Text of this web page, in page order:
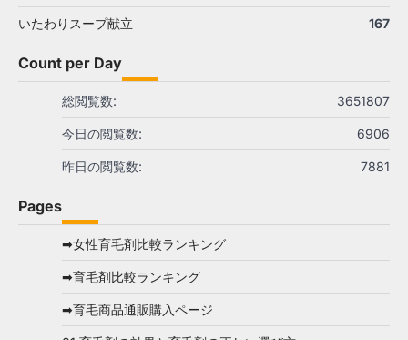
いたわりスープ献立 167
Count per Day
3651807
総閲覧数:
6906
今日の閲覧数:
7881
昨日の閲覧数:
Pages
➡女性育毛剤比較ランキング
➡育毛剤比較ランキング
➡育毛商品通販購入ページ